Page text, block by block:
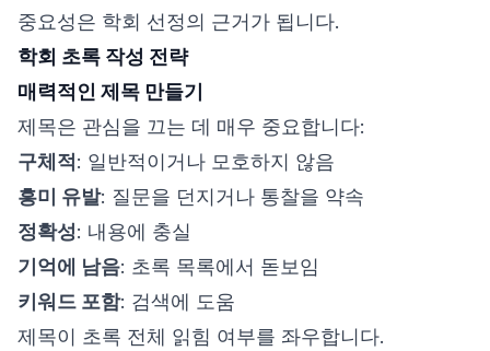
중요성은 학회 선정의 근거가 됩니다.
학회 초록 작성 전략
매력적인 제목 만들기
제목은 관심을 끄는 데 매우 중요합니다:
구체적 : 일반적이거나 모호하지 않음
흥미 유발: 질문을 던지거나 통찰을 약속
정확성: 내용에 충실
기억에 남음: 초록 목록에서 돋보임
키워드 포함: 검색에 도움
제목이 초록 전체 읽힘 여부를 좌우합니다.